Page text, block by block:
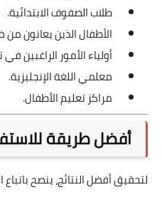
طلاب الصفوف الابتدائية.
الأطفال الذين يعانون
أولياء الأمور الراغبين
معلمي اللغة الإنجليزية.
مراكز تعليم الأطفال.
أفضل طريقة
لتحقيق أفضل النتائج، ينصح باتباع